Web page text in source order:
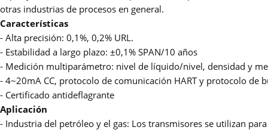
otras industrias de procesos en general.
Características
- Alta precisión: 0,1%, 0,2% URL.
- Estabilidad a largo plazo: ±0,1% SPAN/10 años
- Medición multiparámetro: nivel de líquido/nivel, densidad y
- 4~20mA CC, protocolo de comunicación HART y protocolo de
- Certificado antideflagrante
Aplicación
- Industria del petróleo y el gas: Los transmisores se utilizan